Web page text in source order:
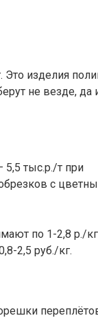
Это изделия
не везде, да
5,5 тыс.р./т при
с
по 1-2,8 р./
2,5 руб./кг.